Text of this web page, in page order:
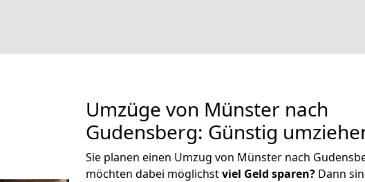
Umzüge von Münster nach
Gudensberg: Günstig
Sie planen einen Umzug von Münster nach
möchten dabei möglichstviel Geld sparen? Dann